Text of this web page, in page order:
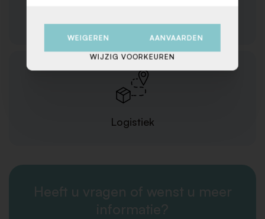
Klantenservice
Logistiek
Heeft u vragen of wenst u meer
informatie?
WEIGEREN AANVAARDEN
WIJZIG VOORKEUREN